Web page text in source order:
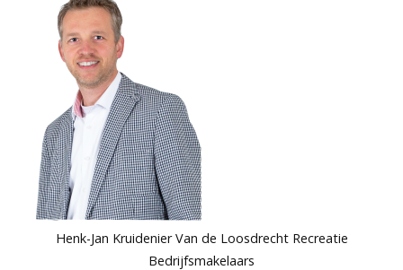
Henk-Jan Kruidenier Van de Loosdrecht Recreatie
Bedrijfsmakelaars